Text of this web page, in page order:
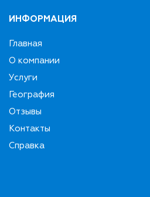
ИНФОРМАЦИЯ
Главная
О компании
Услуги
География
Отзывы
Контакты
Справка